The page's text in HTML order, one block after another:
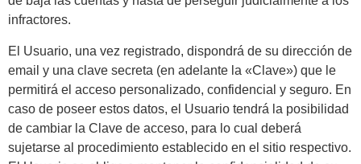
infractores.
El Usuario, una vez registrado, dispondrá de su dirección de
email y una clave secreta (en adelante la «Clave») que le
permitirá el acceso personalizado, confidencial y seguro. En
caso de poseer estos datos, el Usuario tendrá la posibilidad
de cambiar la Clave de acceso, para lo cual deberá
sujetarse al procedimiento establecido en el sitio respectivo.